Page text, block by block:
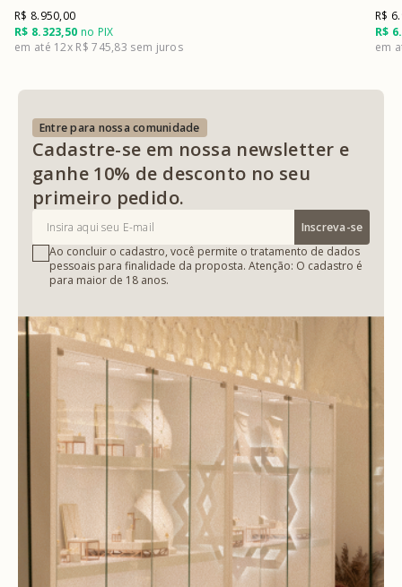
R$ 8.323,50 no PIX
R$ 8.950,00
12x R$ 745,83
R$
R$
Entre para nossa comunidade
Cadastre-se em nossa newsletter e
ganhe 10% de desconto no seu
primeiro pedido.
Inscreva-se
Ao concluir o cadastro, você permite o tratamento de dados
pessoais para finalidade da proposta. Atenção: O cadastro é
para maior de 18 anos.